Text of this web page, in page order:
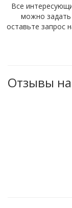
Все
можно задать
оставьте запрос
Отзывы